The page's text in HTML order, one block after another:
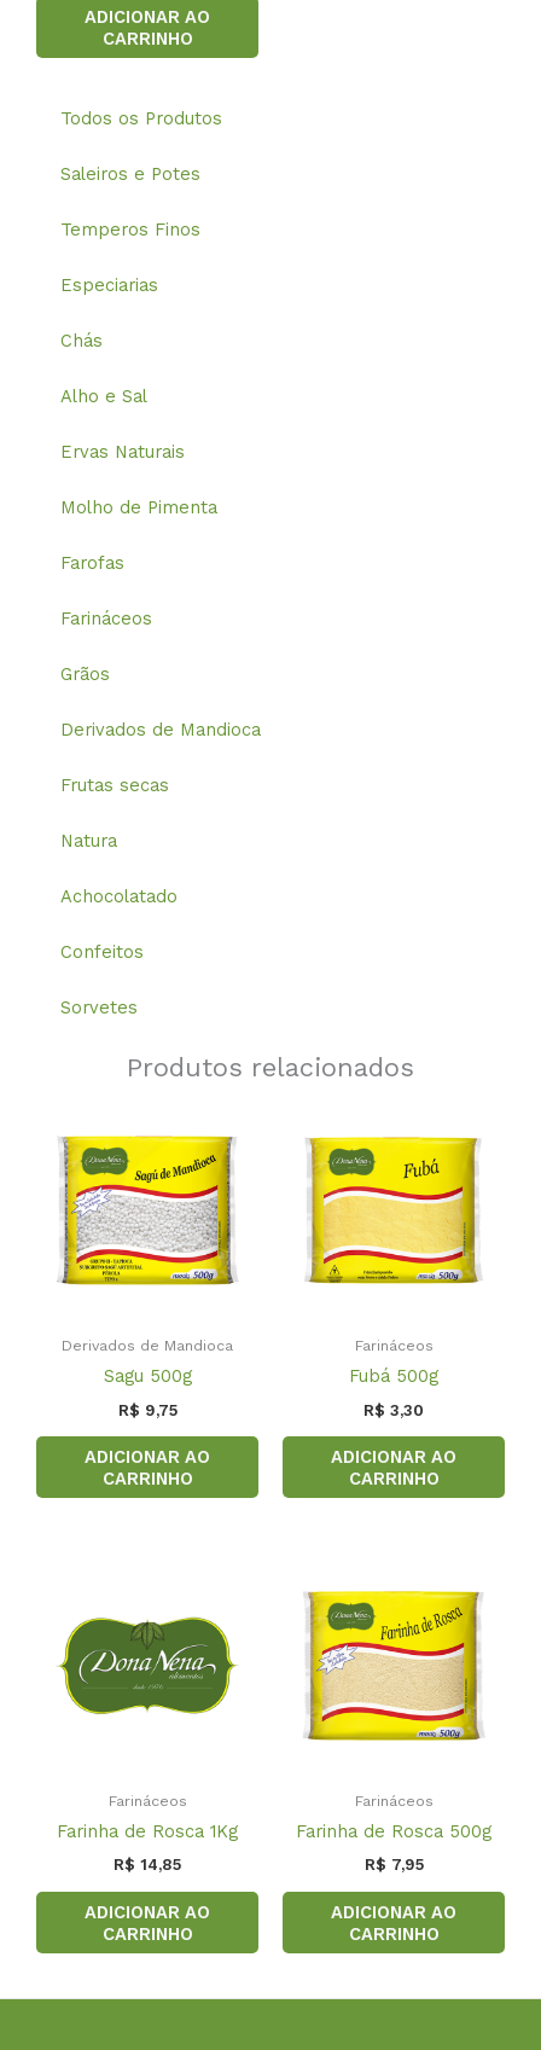
ADICIONAR AO
CARRINHO
Todos os Produtos
Saleiros e Potes
Temperos Finos
Especiarias
Chás
Alho e Sal
Ervas Naturais
Molho de Pimenta
Farofas
Farináceos
Grãos
Derivados de Mandioca
Frutas secas
Natura
Achocolatado
Confeitos
Sorvetes
Produtos relacionados
Derivados de Mandioca
Sagu 500g
R$ 9,75
ADICIONAR AO
CARRINHO
Farináceos
Fubá 500g
R$ 3,30
ADICIONAR AO
CARRINHO
Farináceos
Farinha de Rosca 1Kg
R$ 14,85
ADICIONAR AO
CARRINHO
Farináceos
Farinha de Rosca 500g
R$ 7,95
ADICIONAR AO
CARRINHO